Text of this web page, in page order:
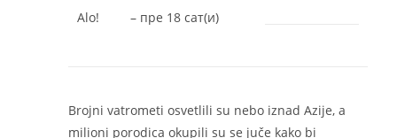
Alo! – ‎пре 18 сат(и)‎
Brojni vatrometi osvetlili su nebo iznad Azije, a
milioni porodica okupili su se juče kako bi